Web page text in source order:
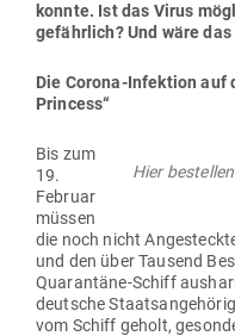
konnte. Ist das Virus
gefährlich? Und wäre
Die Corona-Infektion auf
Princess“
Hier
Bis zum
19.
Februar
müssen
die noch nicht
und den über Tausend
Qua­rantäne-Schiff
deutsche
vom Schiff geholt,